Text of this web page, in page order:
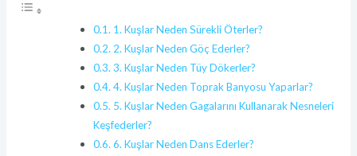
1. Kuşlar Neden Sürekli Öterler?
2. Kuşlar Neden Göç Ederler?
3. Kuşlar Neden Tüy Dökerler?
4. Kuşlar Neden Toprak Banyosu Yaparlar?
5. Kuşlar Neden Gagalarını Kullanarak Nesneleri
Keşfederler?
6. Kuşlar Neden Dans Ederler?